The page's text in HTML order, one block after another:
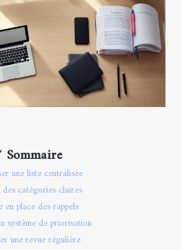
Sommaire
une liste centralisée
catégories claires
en place des rappels
système de priorisation
une revue régulière